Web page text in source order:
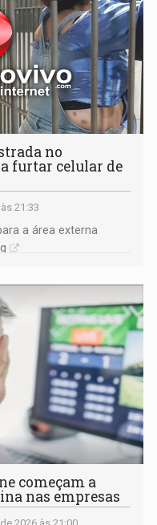
no
furtar celular de
21:33
a área externa
começam a
nas empresas